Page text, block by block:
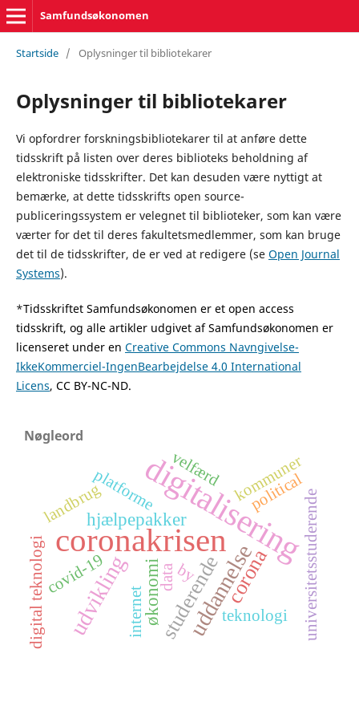
Samfundsøkonomen
Startside / Oplysninger til bibliotekarer
Oplysninger til bibliotekarer
Vi opfordrer forskningsbibliotekarer til at anføre dette
tidsskrift på listen over deres biblioteks beholdning af
elektroniske tidsskrifter. Det kan desuden være nyttigt at
bemærke, at dette tidsskrifts open source-
publiceringssystem er velegnet til biblioteker, som kan være
værter for det til deres fakultetsmedlemmer, som kan bruge
det til de tidsskrifter, de er ved at redigere (se Open Journal
Systems).
*Tidsskriftet Samfundsøkonomen er et open access
tidsskrift, og alle artikler udgivet af Samfundsøkonomen er
licenseret under en Creative Commons Navngivelse-
IkkeKommerciel-IngenBearbejdelse 4.0 International
Licens, CC BY-NC-ND.
Nøgleord
digitalisering
coronakrisen
udvikling uddannelse
studerendecorona
hjælpepakker
økonomi universitetsstuderende
landbrug
data
platforme
teknologi
kommuner
internet
covid-19
political
digital teknologi by
velfærd